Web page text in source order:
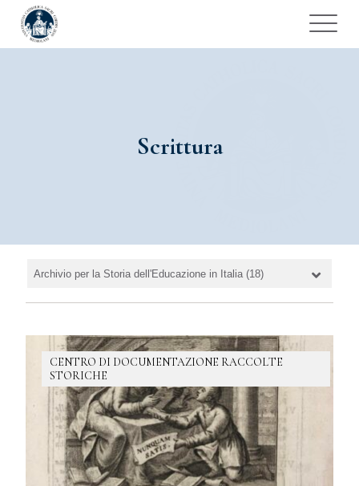
Scrittura
CENTRO DI DOCUMENTAZIONE RACCOLTE
STORICHE